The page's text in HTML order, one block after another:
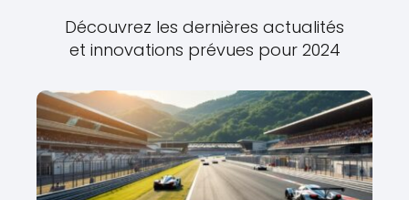
Découvrez les dernières actualités
et innovations prévues pour 2024